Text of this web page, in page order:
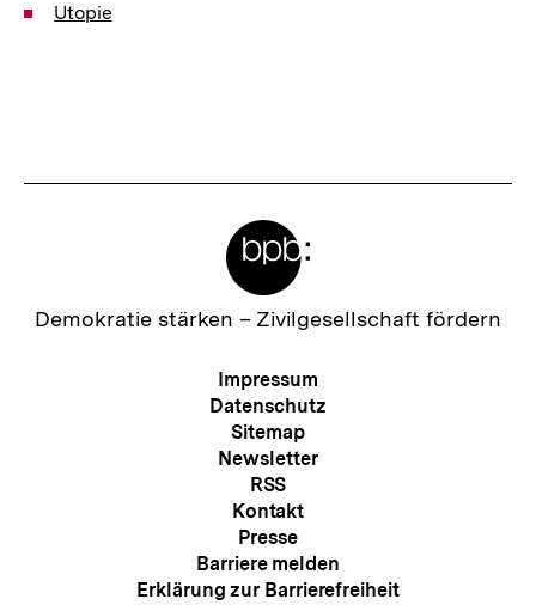
Utopie
Zur
Demokratie stärken – Zivilgesellschaft fördern
Meta-
Navigation
Impressum
Datenschutz
Sitemap
Newsletter
RSS
Kontakt
Presse
Barriere melden
Erklärung zur Barrierefreiheit